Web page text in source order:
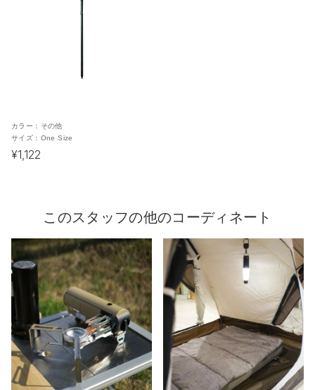
カラー： その他
サイズ： One Size
¥1,122
このスタッフの他のコーディネート